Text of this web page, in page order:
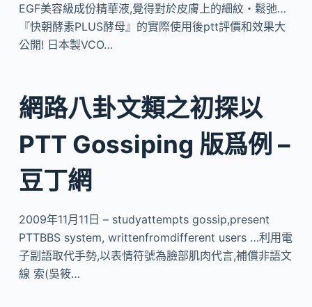
EGF美容級成份精華液,覺得對於皮膚上的細紋・鬆弛…
『快朝酵素PLUS酵母』的實際使用後ptt評價和效果大
公開! 日本製VCO…
網路八卦文類之初探以
PTT Gossiping 版爲例 –
豆丁網
2009年11月11日 – studyattempts gossip,present
PTTBBS system, writtenfromdifferent users …利用電
子副語取代手勢,以表情符號為臉部肌肉代言,補償非語文
線 索(吳筱…